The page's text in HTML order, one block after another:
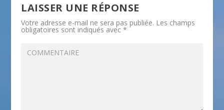
LAISSER UNE RÉPONSE
Votre adresse e-mail ne sera pas publiée. Les champs
obligatoires sont indiqués avec*